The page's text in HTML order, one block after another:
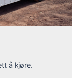
å kjøre.